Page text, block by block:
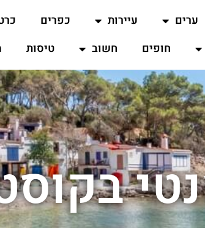
ערים עיירות כפרים
חופים חשוב טיסות